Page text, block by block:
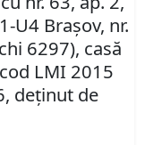
U4 Braşov, nr.
6297), casă
LMI 2015
deţinut de